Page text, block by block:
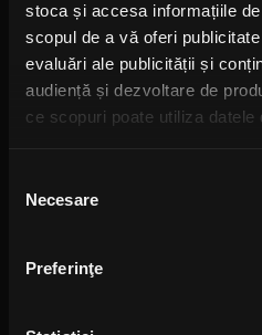
stoca și accesa informațiile
scopul de a vă oferi
evaluări ale publicității și
audiență și dezvoltare de
ce scopuri poate utiliza datele
Să colectăm
Să vă identificăm
activ după caracteristici
consimțământului
Necesare
Preferinţe
John
Want
VINERI,